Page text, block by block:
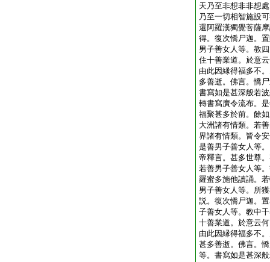
天乃至非想非非想
乃至一切相智施設
還阿羅漢獨覺菩薩
得。復次憍尸迦。
男子善女人等。教
住十善業道。於意
由此因縁得福多不
多善逝。佛言。憍
書寫如是甚深般若
轉書寫廣令流布。
福聚甚多於前。餘
大洲諸有情類。若
界諸有情類。皆令
是善男子善女人等
帝釋言。甚多世尊
若善男子善女人等
羅蜜多施他讀誦。
男子善女人等。所
説。復次憍尸迦。
子善女人等。教中
十善業道。於意云
由此因縁得福多不
甚多善逝。佛言。
等。書寫如是甚深